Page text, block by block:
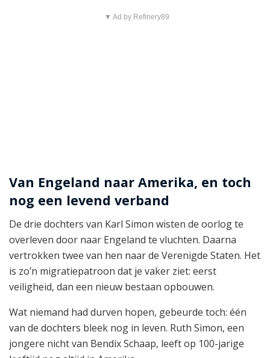
▼ Ad by Refinery89
Van Engeland naar Amerika, en toch
nog een levend verband
De drie dochters van Karl Simon wisten de oorlog te
overleven door naar Engeland te vluchten. Daarna
vertrokken twee van hen naar de Verenigde Staten. Het
is zo’n migratiepatroon dat je vaker ziet: eerst
veiligheid, dan een nieuw bestaan opbouwen.
Wat niemand had durven hopen, gebeurde toch: één
van de dochters bleek nog in leven. Ruth Simon, een
jongere nicht van Bendix Schaap, leeft op 100-jarige